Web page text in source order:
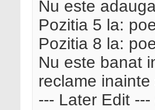
Nu este
Pozitia 5 la:
Pozitia 8 la:
Nu este banat
reclame
--- Later Edit